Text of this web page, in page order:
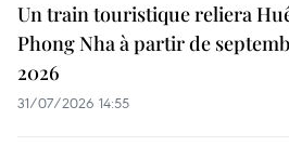
Un train touristique reliera
Phong Nha à partir de
2026
31/07/2026 14:55